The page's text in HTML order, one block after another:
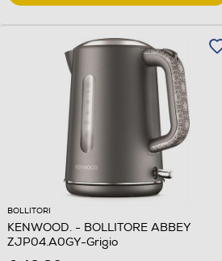
BOLLITORI
KENWOOD. - BOLLITORE ABBEY
ZJP04.A0GY-Grigio